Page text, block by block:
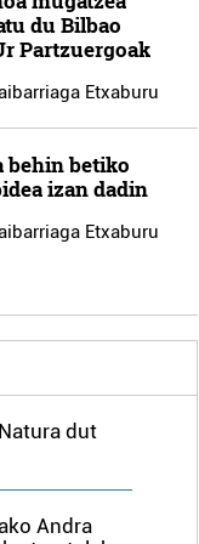
du Bilbao
Partzuergoak
Etxaburu
behin betiko
izan dadin
Etxaburu
dut
Andra